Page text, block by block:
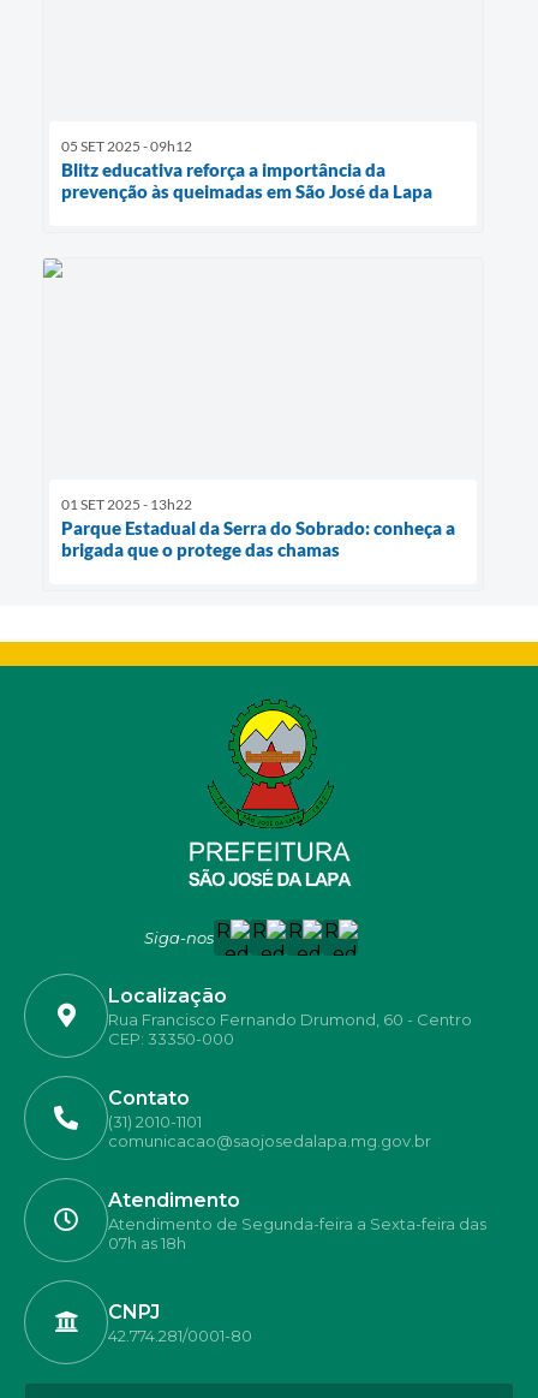
05 SET 2025 - 09h12
Blitz educativa reforça a importância da
prevenção às queimadas em São José da Lapa
01 SET 2025 - 13h22
Parque Estadual da Serra do Sobrado: conheça a
brigada que o protege das chamas
Siga-nos
Localização
Rua Francisco Fernando Drumond, 60 - Centro
CEP: 33350-000
Contato
(31) 2010-1101
comunicacao@saojosedalapa.mg.gov.br
Atendimento
Atendimento de Segunda-feira a Sexta-feira das
07h as 18h
CNPJ
42.774.281/0001-80